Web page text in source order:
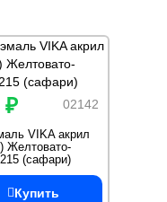
02142
₽
VIKA акрил
Желтовато-
(сафари)
Купить